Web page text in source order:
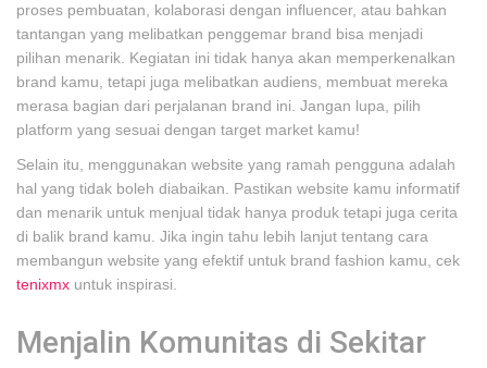
proses pembuatan, kolaborasi dengan influencer, atau bahkan
tantangan yang melibatkan penggemar brand bisa menjadi
pilihan menarik. Kegiatan ini tidak hanya akan memperkenalkan
brand kamu, tetapi juga melibatkan audiens, membuat mereka
merasa bagian dari perjalanan brand ini. Jangan lupa, pilih
platform yang sesuai dengan target market kamu!
Selain itu, menggunakan website yang ramah pengguna adalah
hal yang tidak boleh diabaikan. Pastikan website kamu informatif
dan menarik untuk menjual tidak hanya produk tetapi juga cerita
di balik brand kamu. Jika ingin tahu lebih lanjut tentang cara
membangun website yang efektif untuk brand fashion kamu, cek
tenixmx untuk inspirasi.
Menjalin Komunitas di Sekitar